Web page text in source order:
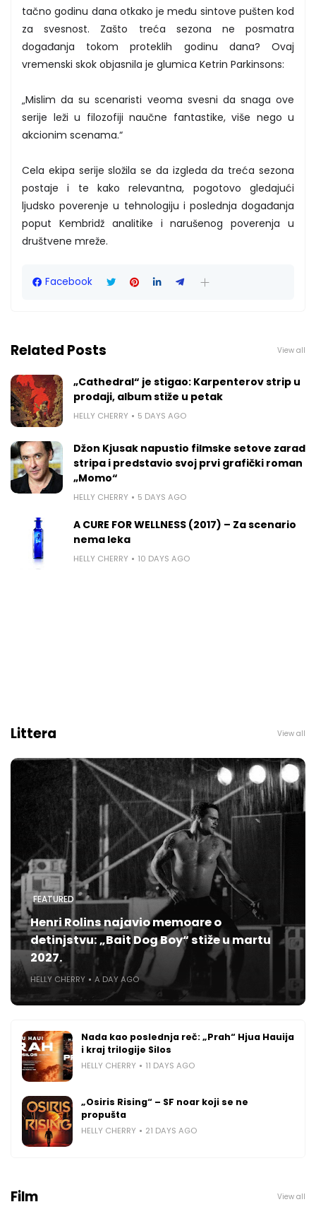
tačno godinu dana otkako je među sintove pušten kod
za svesnost. Zašto treća sezona ne posmatra
događanja tokom proteklih godinu dana? Ovaj
vremenski skok objasnila je glumica Ketrin Parkinsons:
„Mislim da su scenaristi veoma svesni da snaga ove
serije leži u filozofiji naučne fantastike, više nego u
akcionim scenama.“
Cela ekipa serije složila se da izgleda da treća sezona
postaje i te kako relevantna, pogotovo gledajući
ljudsko poverenje u tehnologiju i poslednja događanja
poput Kembridž analitike i narušenog poverenja u
društvene mreže.
Facebook
Related Posts View all
„Cathedral“ je stigao: Karpenterov strip u
prodaji, album stiže u petak
HELLY CHERRY 5 DAYS AGO
Džon Kjusak napustio filmske setove zarad
stripa i predstavio svoj prvi grafički roman
„Momo“
HELLY CHERRY 5 DAYS AGO
A CURE FOR WELLNESS (2017) – Za scenario
nema leka
HELLY CHERRY 10 DAYS AGO
Littera View all
FEATURED
Henri Rolins najavio memoare o
detinjstvu: „Bait Dog Boy“ stiže u martu
2027.
HELLY CHERRY A DAY AGO
Nada kao poslednja reč: „Prah“ Hjua Hauija
i kraj trilogije Silos
HELLY CHERRY 11 DAYS AGO
„Osiris Rising“ – SF noar koji se ne
propušta
HELLY CHERRY 21 DAYS AGO
Film View all